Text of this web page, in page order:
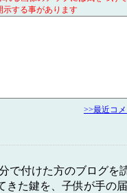
示する事があります
>>最近コ
で付けた方のブログを
きた鍵を、子供が手の